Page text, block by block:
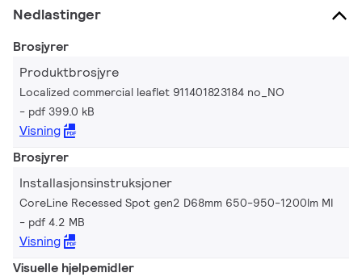
Nedlastinger
Brosjyrer
Produktbrosjyre
Localized commercial leaflet 911401823184 no_NO
pdf 399.0 kB
Visning
Brosjyrer
Installasjonsinstruksjoner
CoreLine Recessed Spot gen2 D68mm 650-950-1200lm MI
pdf 4.2 MB
Visning
Visuelle hjelpemidler